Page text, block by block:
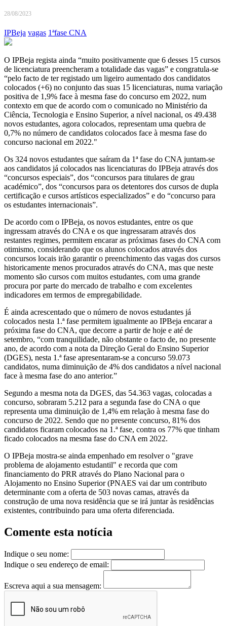
28/08/2023
IPBeja vagas 1ªfase CNA
O IPBeja regista ainda “muito positivamente que 6 desses 15 cursos
de licenciatura preencheram a totalidade das vagas” e congratula-se
“pelo facto de ter registado um ligeiro aumentado dos candidatos
colocados (+6) no conjunto das suas 15 licenciaturas, numa variação
positiva de 1,9% face à mesma fase do concurso em 2022, num
contexto em que de acordo com o comunicado no Ministério da
Ciência, Tecnologia e Ensino Superior, a nível nacional, os 49.438
novos estudantes, agora colocados, representam uma quebra de
0,7% no número de candidatos colocados face à mesma fase do
concurso nacional em 2022."
Os 324 novos estudantes que saíram da 1ª fase do CNA juntam-se
aos candidatos já colocados nas licenciaturas do IPBeja através dos
“concursos especiais”, dos “concursos para titulares de grau
académico”, dos “concursos para os detentores dos cursos de dupla
certificação e cursos artísticos especializados” e do “concurso para
os estudantes internacionais”.
De acordo com o IPBeja, os novos estudantes, entre os que
ingressam através do CNA e os que ingressaram através dos
restantes regimes, permitem encarar as próximas fases do CNA com
otimismo, considerando que os alunos colocados através dos
concursos locais irão garantir o preenchimento das vagas dos cursos
historicamente menos procurados através do CNA, mas que neste
momento são cursos com muitos estudantes, com uma grande
procura por parte do mercado de trabalho e com excelentes
indicadores em termos de empregabilidade.
É ainda acrescentado que o número de novos estudantes já
colocados nesta 1.ª fase permitem igualmente ao IPBeja encarar a
próxima fase do CNA, que decorre a partir de hoje e até de
setembro, “com tranquilidade, não obstante o facto de, no presente
ano, de acordo com a nota da Direção Geral do Ensino Superior
(DGES), nesta 1.ª fase apresentaram-se a concurso 59.073
candidatos, numa diminuição de 4% dos candidatos a nível nacional
face à mesma fase do ano anterior.”
Segundo a mesma nota da DGES, das 54.363 vagas, colocadas a
concurso, sobraram 5.212 para a segunda fase do CNA o que
representa uma diminuição de 1,4% em relação à mesma fase do
concurso de 2022. Sendo que no presente concurso, 81% dos
candidatos ficaram colocados na 1.ª fase, contra os 77% que tinham
ficado colocados na mesma fase do CNA em 2022.
O IPBeja mostra-se ainda empenhado em resolver o "grave
problema de alojamento estudantil" e recorda que com
financiamento do PRR através do Plano Nacional para o
Alojamento no Ensino Superior (PNAES vai dar um contributo
determinante com a oferta de 503 novas camas, através da
construção de uma nova residência que se irá juntar às residências
existentes, contribuindo para uma oferta diferenciada.
Comente esta notícia
Indique o seu nome:
Indique o seu endereço de email:
Escreva aqui a sua mensagem: